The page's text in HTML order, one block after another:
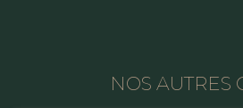
NOS AUTRES